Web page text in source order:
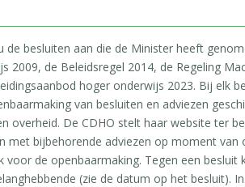
besluiten aan die de Minister heeft
2009, de Beleidsregel 2014, de Regeling
hoger onderwijs 2023. Bij elk
van besluiten en adviezen
overheid. De CDHO stelt haar website ter
met bijbehorende adviezen op moment van
voor de openbaarmaking. Tegen een besluit
(zie de datum op het besluit).